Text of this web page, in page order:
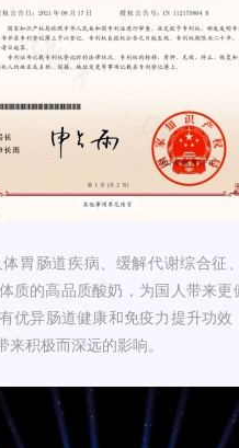
胃肠道疾病、缓解代谢综合征
质的高品质酸奶，为国人带来
优异肠道健康和免疫力提升功
积极而深远的影响。